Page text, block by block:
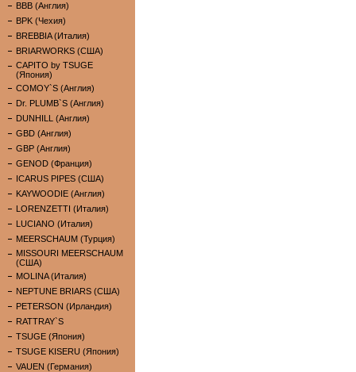
BBB (Англия)
BPK (Чехия)
BREBBIA (Италия)
BRIARWORKS (США)
CAPITO by TSUGE
(Япония)
COMOY`S (Англия)
Dr. PLUMB`S (Англия)
DUNHILL (Англия)
GBD (Англия)
GBP (Англия)
GENOD (Франция)
ICARUS PIPES (США)
KAYWOODIE (Англия)
LORENZETTI (Италия)
LUCIANO (Италия)
MEERSCHAUM (Турция)
MISSOURI MEERSCHAUM
(США)
MOLINA (Италия)
NEPTUNE BRIARS (США)
PETERSON (Ирландия)
RATTRAY`S
TSUGE (Япония)
TSUGE KISERU (Япония)
VAUEN (Германия)